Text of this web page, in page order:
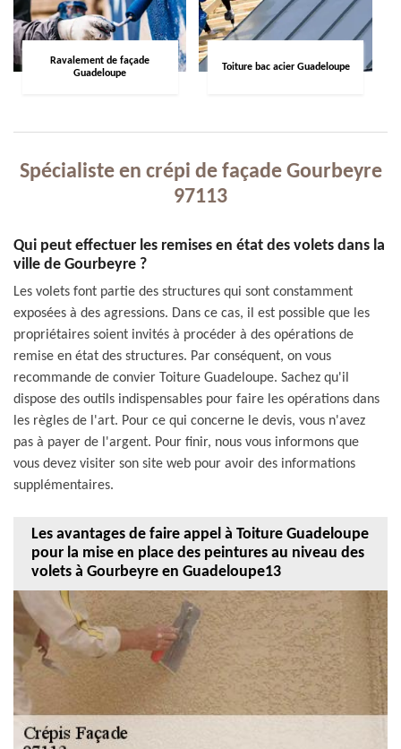
Ravalement de façade
Guadeloupe
Toiture bac acier Guadeloupe
Spécialiste en crépi de façade Gourbeyre
97113
Qui peut effectuer les remises en état des volets dans la
ville de Gourbeyre ?
Les volets font partie des structures qui sont constamment
exposées à des agressions. Dans ce cas, il est possible que les
propriétaires soient invités à procéder à des opérations de
remise en état des structures. Par conséquent, on vous
recommande de convier Toiture Guadeloupe. Sachez qu'il
dispose des outils indispensables pour faire les opérations dans
les règles de l'art. Pour ce qui concerne le devis, vous n'avez
pas à payer de l'argent. Pour finir, nous vous informons que
vous devez visiter son site web pour avoir des informations
supplémentaires.
Les avantages de faire appel à Toiture Guadeloupe
pour la mise en place des peintures au niveau des
volets à Gourbeyre en Guadeloupe13